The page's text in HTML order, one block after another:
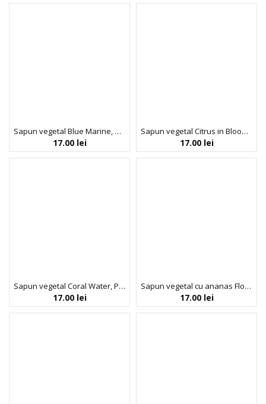
Sapun vegetal Blue Marine, PROFUMI DI MARE, Florinda, 100 g
17.00 lei
Sapun vegetal Citrus in Bloom, BOTTEGHE DEL SOLE, Florinda, 100 g
17.00 lei
Sapun vegetal Coral Water, PROFUMI DI MARE, Florinda, 100 g
17.00 lei
Sapun vegetal cu ananas Florinda, 100 g La Dispensa
17.00 lei